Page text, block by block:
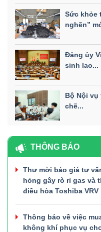
Sức khỏe
nghẽn”
Đảng ủy
sinh lao...
Bộ Nội vụ
chẽ...
THÔNG BÁO
Thư mời báo giá tư
hỏng gây rò rỉ gas và
điều hòa Toshiba VRV
Thông báo về việc
không khí phục vụ